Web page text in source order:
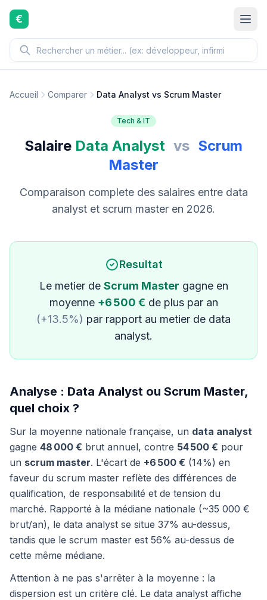
Aller au contenu principal
€
Accueil Comparer Data Analyst vs Scrum Master
Tech & IT
Salaire Data Analyst vs Scrum
Master
Comparaison complete des salaires entre data
analyst et scrum master en 2026.
Resultat
Le metier de Scrum Master gagne en
moyenne +6 500 € de plus par an
(+13.5%) par rapport au metier de data
analyst.
Analyse : Data Analyst ou Scrum Master,
quel choix ?
Sur la moyenne nationale française, un data analyst
gagne 48 000 € brut annuel, contre 54 500 € pour
un scrum master. L'écart de +6 500 € (14%) en
faveur du scrum master reflète des différences de
qualification, de responsabilité et de tension du
marché. Rapporté à la médiane nationale (~35 000 €
brut/an), le data analyst se situe 37% au-dessus,
tandis que le scrum master est 56% au-dessus de
cette même médiane.
Attention à ne pas s'arrêter à la moyenne : la
dispersion est un critère clé. Le data analyst affiche